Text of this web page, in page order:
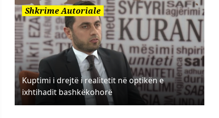
Shkrime Autoriale
Kuptimi i drejtë i realitetit në optikën e
ixhtihadit bashkëkohorë